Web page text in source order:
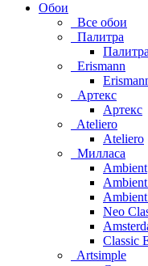
Обои
Все обои
Палитра
Палитра
Erismann
Артекс
Артекс
Ateliero
Ateliero
Милласа
Ambient
Neo
Classic
Artsimple